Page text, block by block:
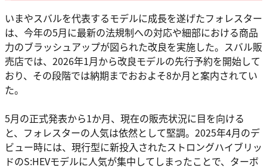
いまやスバルを代表するモデルに成長を遂げたフォレスター
は、今年の5月に最新の法規制への対応や細部における商品
力のブラッシュアップが図られた改良を実施した。スバル販
売店では、2026年1月から改良モデルの先行予約を開始して
おり、その段階では納期までおおよそ8か月と案内されてい
た。
5月の正式発表から1か月、現在の販売状況に目を向ける
と、フォレスターの人気は依然として堅調。2025年4月のデ
ビュー時には、現行型に新投入されたストロングハイブリッ
ドのS:HEVモデルに人気が集中してしまったことで、ターボ